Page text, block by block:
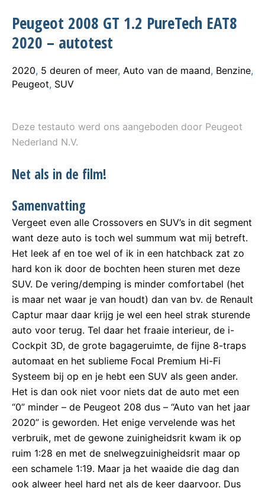
Peugeot 2008 GT 1.2 PureTech EAT8
2020 – autotest
2020, 5 deuren of meer, Auto van de maand, Benzine,
Peugeot, SUV
Deze testauto werd ons aangeboden door Peugeot
Nederland N.V.
Net als in de film!
Samenvatting
Vergeet even alle Crossovers en SUV’s in dit segment
want deze auto is toch wel summum wat mij betreft.
Het leek af en toe wel of ik in een hatchback zat zo
hard kon ik door de bochten heen sturen met deze
SUV. De vering/demping is minder comfortabel (het
is maar net waar je van houdt) dan van bv. de Renault
Captur maar daar krijg je wel een heel strak sturende
auto voor terug. Tel daar het fraaie interieur, de i-
Cockpit 3D, de grote bagageruimte, de fijne 8-traps
automaat en het sublieme Focal Premium Hi-Fi
Systeem bij op en je hebt een SUV als geen ander.
Het is dan ook niet voor niets dat de auto met een
“0” minder – de Peugeot 208 dus – “Auto van het jaar
2020” is geworden. Het enige vervelende was het
verbruik, met de gewone zuinigheidsrit kwam ik op
ruim 1:28 en met de snelwegzuinigheidsrit maar op
een schamele 1:19. Maar ja het waaide die dag dan
ook alweer heel hard net als de keer daarvoor. Dus